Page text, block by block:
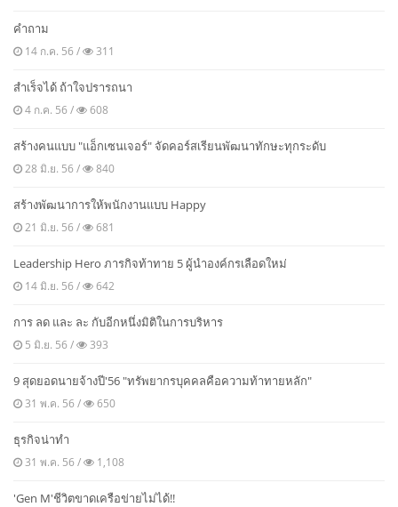
คำถาม
14 ก.ค. 56 / 311
สำเร็จได้ ถ้าใจปรารถนา
4 ก.ค. 56 / 608
สร้างคนแบบ "แอ็กเซนเจอร์" จัดคอร์สเรียนพัฒนาทักษะทุกระดับ
28 มิ.ย. 56 / 840
สร้างพัฒนาการให้พนักงานแบบ Happy
21 มิ.ย. 56 / 681
Leadership Hero ภารกิจท้าทาย 5 ผู้นำองค์กรเลือดใหม่
14 มิ.ย. 56 / 642
การ ลด และ ละ กับอีกหนึ่งมิติในการบริหาร
5 มิ.ย. 56 / 393
9 สุดยอดนายจ้างปี′56 "ทรัพยากรบุคคลคือความท้าทายหลัก"
31 พ.ค. 56 / 650
ธุรกิจน่าทำ
31 พ.ค. 56 / 1,108
'Gen M'ชีวิตขาดเครือข่ายไม่ได้!!